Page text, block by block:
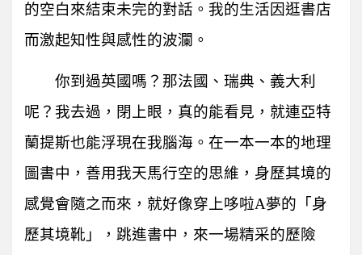
的空白來結束未完的對話。我的生活因逛書店
而激起知性與感性的波瀾。
你到過英國嗎？那法國、瑞典、義大利
呢？我去過，閉上眼，真的能看見，就連亞特
蘭提斯也能浮現在我腦海。在一本一本的地理
圖書中，善用我天馬行空的思維，身歷其境的
感覺會隨之而來，就好像穿上哆啦A夢的「身
歷其境靴」，跳進書中，來一場精采的歷險